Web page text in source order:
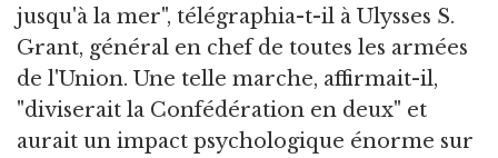
jusqu'à la mer", télégraphia-t-il à Ulysses S.
Grant, général en chef de toutes les armées
de l'Union. Une telle marche, affirmait-il,
"diviserait la Confédération en deux" et
aurait un impact psychologique énorme sur